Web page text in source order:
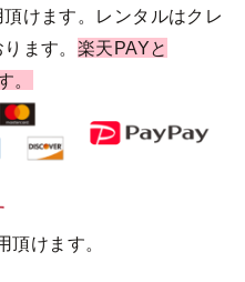
けます。レンタルはクレ
ます。 楽天PAYと
。
頂けます。